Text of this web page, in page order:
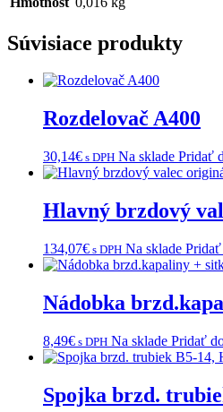
Súvisiace produkty
Rozdelovač A400
30,14€ s DPH Na sklade Pridať
Hlavný brzdový
134,07€ s DPH Na sklade Pridať
Nádobka
8,49€ s DPH Na sklade Pridať
Spojka brzd.